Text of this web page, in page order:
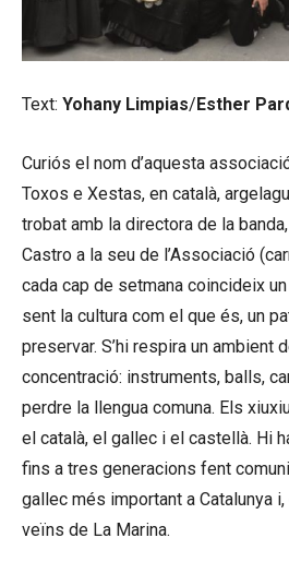
Text: Yohany Limpias/Esther
Curiós el nom d’aquesta
Toxos e Xestas, en català,
trobat amb la directora de la
Castro a la seu de l’Associació
cada cap de setmana coincideix
sent la cultura com el que és, un
preservar. S’hi respira un ambient
concentració: instruments, balls,
perdre la llengua comuna. Els
el català, el gallec i el castellà. Hi
fins a tres generacions fent
gallec més important a Catalunya
veïns de La Marina.